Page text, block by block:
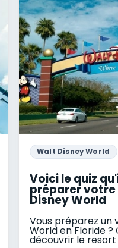
Walt Disney World
Voici le quiz
préparer
Disney World
Vous préparez un
World en Floride ?
découvrir le